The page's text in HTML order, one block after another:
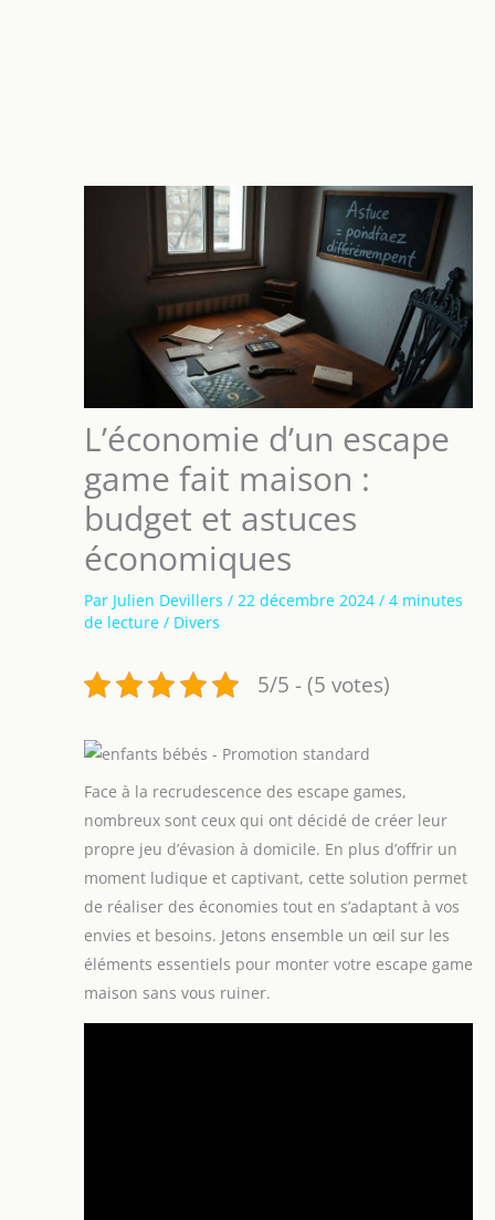
L’économie d’un escape
game fait maison :
budget et astuces
économiques
Par Julien Devillers / 22 décembre 2024 / 4 minutes
de lecture / Divers
5/5 - (5 votes)
Face à la recrudescence des escape games,
nombreux sont ceux qui ont décidé de créer leur
propre jeu d’évasion à domicile. En plus d’offrir un
moment ludique et captivant, cette solution permet
de réaliser des économies tout en s’adaptant à vos
envies et besoins. Jetons ensemble un œil sur les
éléments essentiels pour monter votre escape game
maison sans vous ruiner.